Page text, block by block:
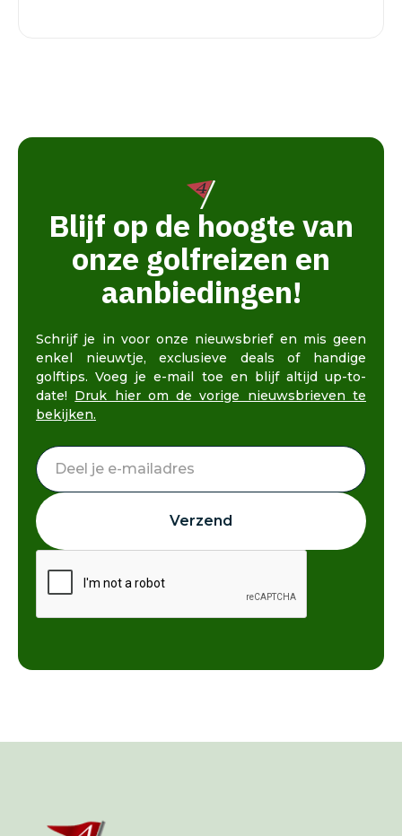
Blijf op de hoogte van
onze golfreizen en
aanbiedingen!
Schrijf je in voor onze nieuwsbrief en mis geen
enkel nieuwtje, exclusieve deals of handige
golftips. Voeg je e-mail toe en blijf altijd up-to-
date! Druk hier om de vorige nieuwsbrieven te
bekijken.